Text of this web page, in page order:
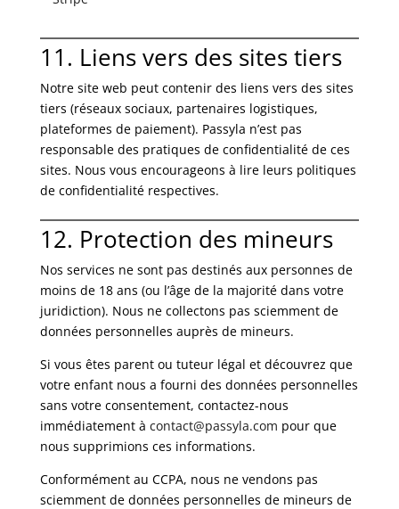
11. Liens vers des sites tiers
Notre site web peut contenir des liens vers des sites
tiers (réseaux sociaux, partenaires logistiques,
plateformes de paiement). Passyla n’est pas
responsable des pratiques de confidentialité de ces
sites. Nous vous encourageons à lire leurs politiques
de confidentialité respectives.
12. Protection des mineurs
Nos services ne sont pas destinés aux personnes de
moins de 18 ans (ou l’âge de la majorité dans votre
juridiction). Nous ne collectons pas sciemment de
données personnelles auprès de mineurs.
Si vous êtes parent ou tuteur légal et découvrez que
votre enfant nous a fourni des données personnelles
sans votre consentement, contactez-nous
immédiatement à contact@passyla.com pour que
nous supprimions ces informations.
Conformément au CCPA, nous ne vendons pas
sciemment de données personnelles de mineurs de